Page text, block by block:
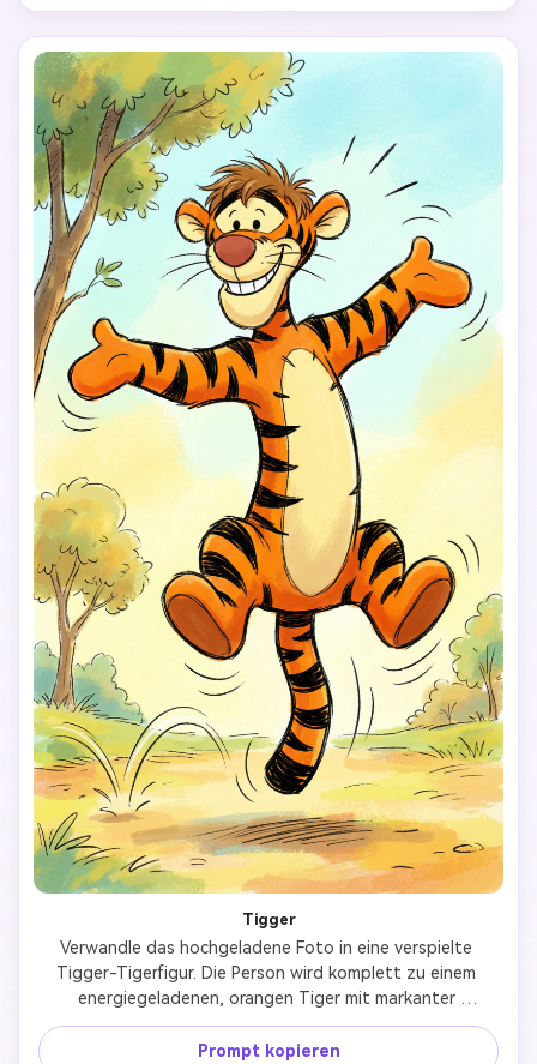
Bilderbuch-Hintergrund, klar und gemütlich. Kein
menschliches Gesicht, kein Realismus, kein 3D, kein
übertriebener Cartoon-Stil.
Tigger
Verwandle das hochgeladene Foto in eine verspielte
Tigger-Tigerfigur. Die Person wird komplett zu einem
energiegeladenen, orangen Tiger mit markanter
Streifenzeichnung, großem fröhlichem Lächeln und
lebhafter Pose. Verwende klassischen Kinderanimations-
Prompt kopieren